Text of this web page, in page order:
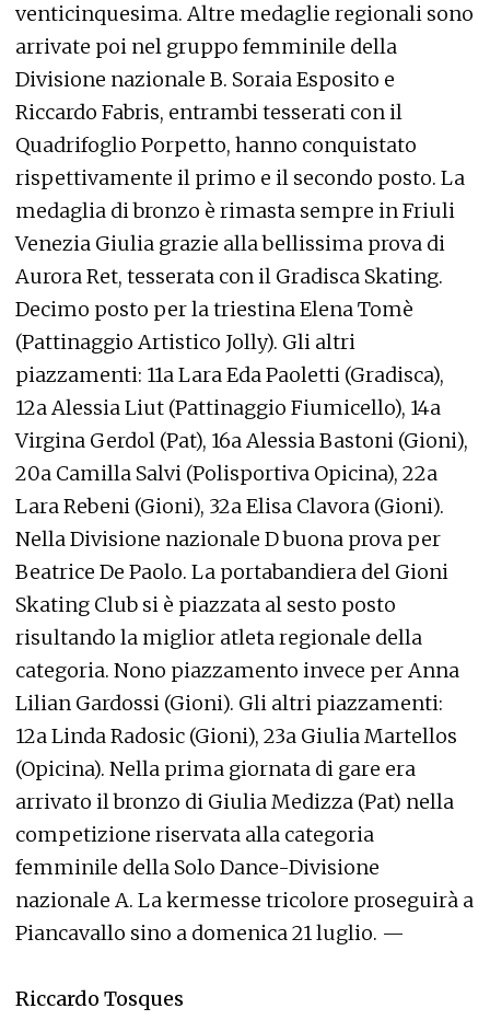
venticinquesima. Altre medaglie regionali sono
arrivate poi nel gruppo femminile della
Divisione nazionale B. Soraia Esposito e
Riccardo Fabris, entrambi tesserati con il
Quadrifoglio Porpetto, hanno conquistato
rispettivamente il primo e il secondo posto. La
medaglia di bronzo è rimasta sempre in Friuli
Venezia Giulia grazie alla bellissima prova di
Aurora Ret, tesserata con il Gradisca Skating.
Decimo posto per la triestina Elena Tomè
(Pattinaggio Artistico Jolly). Gli altri
piazzamenti: 11a Lara Eda Paoletti (Gradisca),
12a Alessia Liut (Pattinaggio Fiumicello), 14a
Virgina Gerdol (Pat), 16a Alessia Bastoni (Gioni),
20a Camilla Salvi (Polisportiva Opicina), 22a
Lara Rebeni (Gioni), 32a Elisa Clavora (Gioni).
Nella Divisione nazionale D buona prova per
Beatrice De Paolo. La portabandiera del Gioni
Skating Club si è piazzata al sesto posto
risultando la miglior atleta regionale della
categoria. Nono piazzamento invece per Anna
Lilian Gardossi (Gioni). Gli altri piazzamenti:
12a Linda Radosic (Gioni), 23a Giulia Martellos
(Opicina). Nella prima giornata di gare era
arrivato il bronzo di Giulia Medizza (Pat) nella
competizione riservata alla categoria
femminile della Solo Dance-Divisione
nazionale A. La kermesse tricolore proseguirà a
Piancavallo sino a domenica 21 luglio. —
Riccardo Tosques